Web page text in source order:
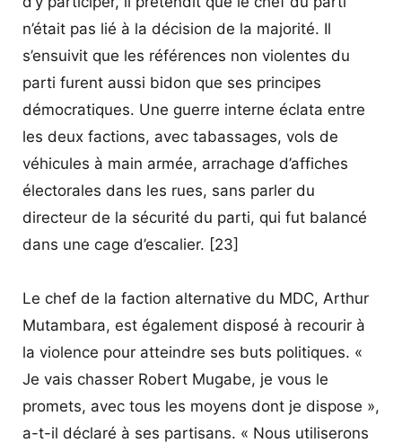
n’était pas lié à la décision de la majorité. Il
s’ensuivit que les références non violentes du
parti furent aussi bidon que ses principes
démocratiques. Une guerre interne éclata entre
les deux factions, avec tabassages, vols de
véhicules à main armée, arrachage d’affiches
électorales dans les rues, sans parler du
directeur de la sécurité du parti, qui fut balancé
dans une cage d’escalier. [23]
Le chef de la faction alternative du MDC, Arthur
Mutambara, est également disposé à recourir à
la violence pour atteindre ses buts politiques. «
Je vais chasser Robert Mugabe, je vous le
promets, avec tous les moyens dont je dispose »,
a-t-il déclaré à ses partisans. « Nous utiliserons